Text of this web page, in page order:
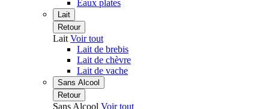
Eaux plates
Lait
Retour
Lait Voir tout
Lait de brebis
Lait de chèvre
Lait de vache
Sans Alcool
Retour
Sans Alcool Voir tout